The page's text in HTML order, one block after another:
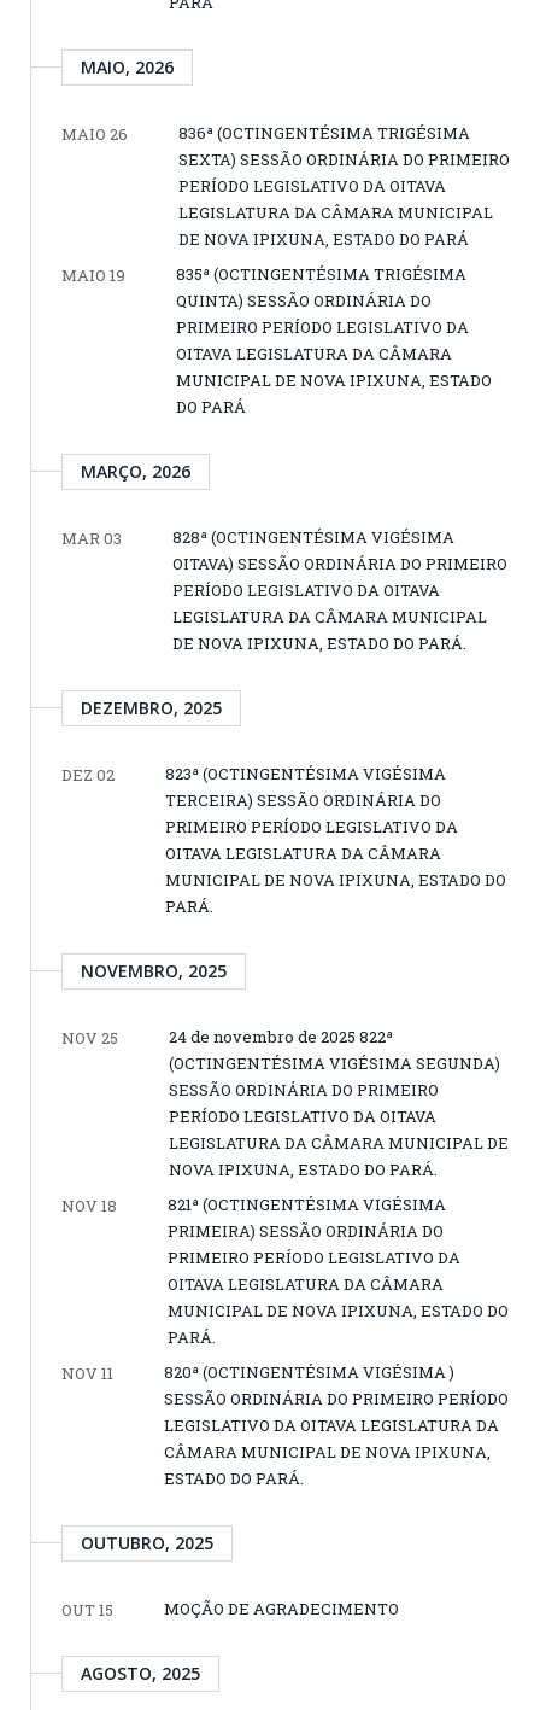
MAIO, 2026
MAIO 26
836ª (OCTINGENTÉSIMA TRIGÉSIMA
SEXTA) SESSÃO ORDINÁRIA DO PRIMEIRO
PERÍODO LEGISLATIVO DA OITAVA
LEGISLATURA DA CÂMARA MUNICIPAL
DE NOVA IPIXUNA, ESTADO DO PARÁ
MAIO 19
835ª (OCTINGENTÉSIMA TRIGÉSIMA
QUINTA) SESSÃO ORDINÁRIA DO
PRIMEIRO PERÍODO LEGISLATIVO DA
OITAVA LEGISLATURA DA CÂMARA
MUNICIPAL DE NOVA IPIXUNA, ESTADO
DO PARÁ
MARÇO, 2026
MAR 03
828ª (OCTINGENTÉSIMA VIGÉSIMA
OITAVA) SESSÃO ORDINÁRIA DO PRIMEIRO
PERÍODO LEGISLATIVO DA OITAVA
LEGISLATURA DA CÂMARA MUNICIPAL
DE NOVA IPIXUNA, ESTADO DO PARÁ.
DEZEMBRO, 2025
DEZ 02
823ª (OCTINGENTÉSIMA VIGÉSIMA
TERCEIRA) SESSÃO ORDINÁRIA DO
PRIMEIRO PERÍODO LEGISLATIVO DA
OITAVA LEGISLATURA DA CÂMARA
MUNICIPAL DE NOVA IPIXUNA, ESTADO DO
PARÁ.
NOVEMBRO, 2025
NOV 25
24 de novembro de 2025 822ª
(OCTINGENTÉSIMA VIGÉSIMA SEGUNDA)
SESSÃO ORDINÁRIA DO PRIMEIRO
PERÍODO LEGISLATIVO DA OITAVA
LEGISLATURA DA CÂMARA MUNICIPAL DE
NOVA IPIXUNA, ESTADO DO PARÁ.
NOV 18
821ª (OCTINGENTÉSIMA VIGÉSIMA
PRIMEIRA) SESSÃO ORDINÁRIA DO
PRIMEIRO PERÍODO LEGISLATIVO DA
OITAVA LEGISLATURA DA CÂMARA
MUNICIPAL DE NOVA IPIXUNA, ESTADO DO
PARÁ.
NOV 11
820ª (OCTINGENTÉSIMA VIGÉSIMA )
SESSÃO ORDINÁRIA DO PRIMEIRO PERÍODO
LEGISLATIVO DA OITAVA LEGISLATURA DA
CÂMARA MUNICIPAL DE NOVA IPIXUNA,
ESTADO DO PARÁ.
OUTUBRO, 2025
OUT 15 MOÇÃO DE AGRADECIMENTO
AGOSTO, 2025